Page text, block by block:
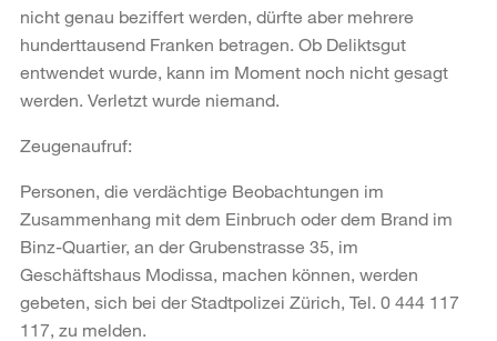
nicht genau beziffert werden, dürfte aber mehrere
hunderttausend Franken betragen. Ob Deliktsgut
entwendet wurde, kann im Moment noch nicht gesagt
werden. Verletzt wurde niemand.
Zeugenaufruf:
Personen, die verdächtige Beobachtungen im
Zusammenhang mit dem Einbruch oder dem Brand im
Binz-Quartier, an der Grubenstrasse 35, im
Geschäftshaus Modissa, machen können, werden
gebeten, sich bei der Stadtpolizei Zürich, Tel. 0 444 117
117, zu melden.